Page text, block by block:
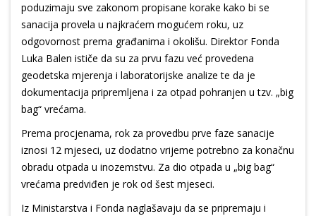
poduzimaju sve zakonom propisane korake kako bi se
sanacija provela u najkraćem mogućem roku, uz
odgovornost prema građanima i okolišu. Direktor Fonda
Luka Balen ističe da su za prvu fazu već provedena
geodetska mjerenja i laboratorijske analize te da je
dokumentacija pripremljena i za otpad pohranjen u tzv. „big
bag“ vrećama.
Prema procjenama, rok za provedbu prve faze sanacije
iznosi 12 mjeseci, uz dodatno vrijeme potrebno za konačnu
obradu otpada u inozemstvu. Za dio otpada u „big bag“
vrećama predviđen je rok od šest mjeseci.
Iz Ministarstva i Fonda naglašavaju da se pripremaju i